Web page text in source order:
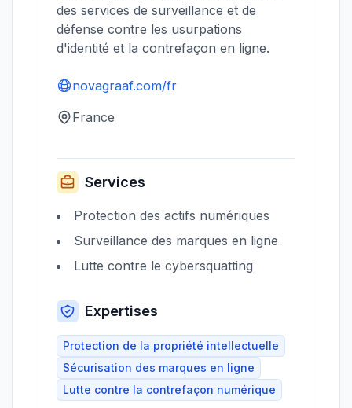
des services de surveillance et de
défense contre les usurpations
d'identité et la contrefaçon en ligne.
novagraaf.com/fr
France
Services
Protection des actifs numériques
Surveillance des marques en ligne
Lutte contre le cybersquatting
Expertises
Protection de la propriété intellectuelle
Sécurisation des marques en ligne
Lutte contre la contrefaçon numérique